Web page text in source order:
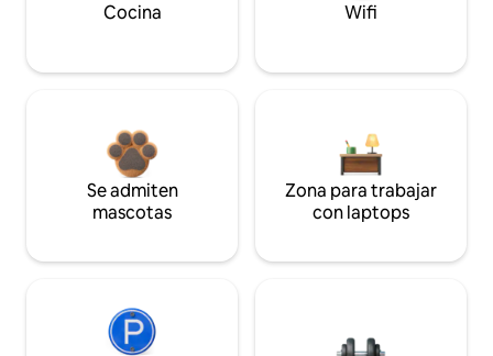
Cocina Wifi
Se admiten
mascotas
Zona para trabajar
con laptops